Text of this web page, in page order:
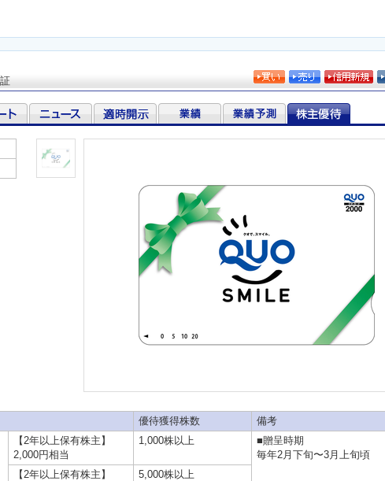
優待獲得株数
備考
【2年以上保有株主】
2,000円相当
1,000株以上
■贈呈時期
毎年2月下旬〜3月上旬頃
【2年以上保有株主】
5,000株以上